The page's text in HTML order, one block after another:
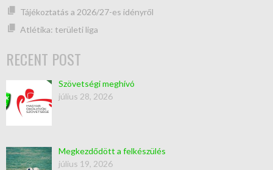
Tájékoztatás a 2026/27-es idényről
Atlétika: területi liga
RECENT POST
Szövetségi meghívó
július 28, 2026
Megkezdődött a felkészülés
július 19, 2026